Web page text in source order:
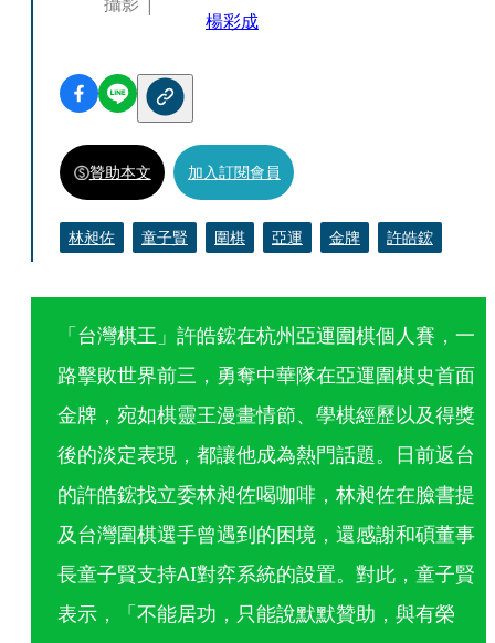
楊彩成
贊助本文 加入訂閱會員
林昶佐 童子賢 圍棋 亞運 金牌 許皓鋐
「台灣棋王」許皓鋐在杭州亞運圍棋個人賽，一
路擊敗世界前三，勇奪中華隊在亞運圍棋史首面
金牌，宛如棋靈王漫畫情節、學棋經歷以及得獎
後的淡定表現，都讓他成為熱門話題。日前返台
的許皓鋐找立委林昶佐喝咖啡，林昶佐在臉書提
及台灣圍棋選手曾遇到的困境，還感謝和碩董事
長童子賢支持AI對弈系統的設置。對此，童子賢
表示，「不能居功，只能說默默贊助，與有榮